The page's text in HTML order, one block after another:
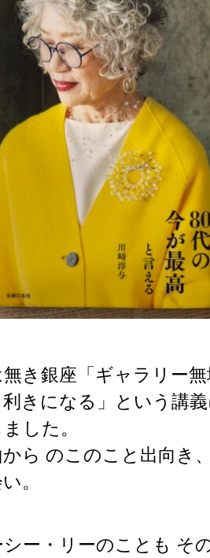
き銀座「ギャラリー
利きになる」という講
した。
ら のこのこと出向き
。
ー・リーのことも そ